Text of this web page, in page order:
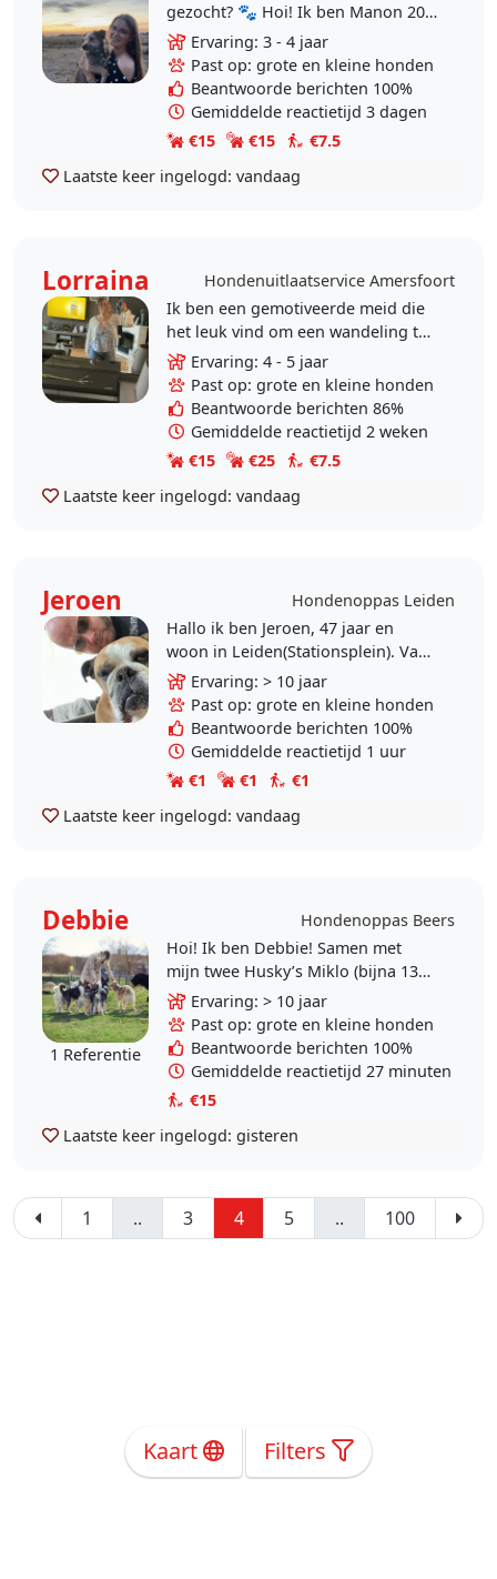
gezocht? 🐾 Hoi! Ik ben Manon 20
jaar oud en een gediplomeerd
dierverzorger (niveau 3) en bied
hondenoppas aan bij jou..
Ervaring: 3 - 4 jaar
Past op: grote en kleine honden
Beantwoorde berichten 100%
Gemiddelde reactietijd 3 dagen
€15
€15
€7.5
Laatste keer ingelogd: vandaag
Lorraina
Hondenuitlaatservice Amersfoort
Ik ben een gemotiveerde meid die
het leuk vind om een wandeling te
maken. Ik wil graag andere helpen
om met hun hond te lopen als hun
het zelf niet..
Ervaring: 4 - 5 jaar
Past op: grote en kleine honden
Beantwoorde berichten 86%
Gemiddelde reactietijd 2 weken
€15
€25
€7.5
Laatste keer ingelogd: vandaag
Jeroen
Hondenoppas Leiden
Hallo ik ben Jeroen, 47 jaar en
woon in Leiden(Stationsplein). Van
kinds af aan honden liefhebber en
ook zelf heb ik de afgelopen jaren
meerdere..
Ervaring: > 10 jaar
Past op: grote en kleine honden
Beantwoorde berichten 100%
Gemiddelde reactietijd 1 uur
€1
€1
€1
Laatste keer ingelogd: vandaag
Debbie Hondenoppas Beers
1 Referentie
Hoi! Ik ben Debbie! Samen met
mijn twee Husky’s Miklo (bijna 13
en nog verrassend fit 😁) en Kaiju
(6 maanden) ben ik op zoek naar
een nieuwe..
Ervaring: > 10 jaar
Past op: grote en kleine honden
Beantwoorde berichten 100%
Gemiddelde reactietijd 27 minuten
€15
Laatste keer ingelogd: gisteren
1 .. 3 4 5 .. 100
Kaart Filters